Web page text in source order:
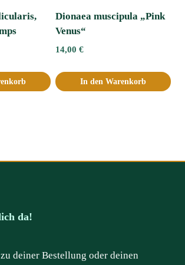
Dionaea muscipula „Pink
Venus“
14,00 €
In den Warenkorb
da!
deiner Bestellung oder deinen